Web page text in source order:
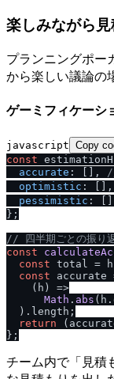
楽しみながら
プランニングポー
から楽しい議論の
ゲーミフィケーシ
javascript Copy
const
accurate : [], /
optimistic : [],
pessimistic :
};
/ / 四半期ごとの振り
const
const total =
const
( h ) =>
Math . abs (h.
  ).
length ;
return
チーム内で「見積